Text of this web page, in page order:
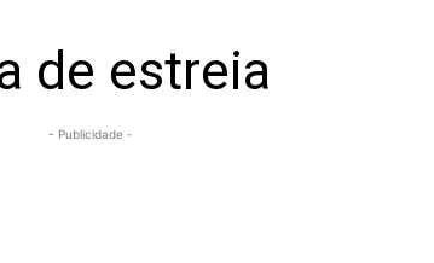
de estreia
- Publicidade -